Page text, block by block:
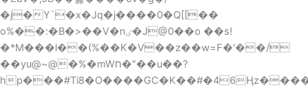
�j�Y`�x�Jq�j����0�Q[[��
o%��:�B�>��V�nٸ�J@0��o ��s!
�*M���l��(%��K�V��z��w=F�'��/
��yu@~@�%�mWח�"��u��?